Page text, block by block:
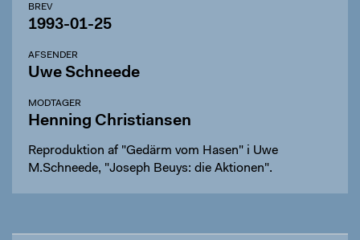
BREV
1993-01-25
AFSENDER
Uwe Schneede
MODTAGER
Henning Christiansen
Reproduktion af "Gedärm vom Hasen" i Uwe
M.Schneede, "Joseph Beuys: die Aktionen".